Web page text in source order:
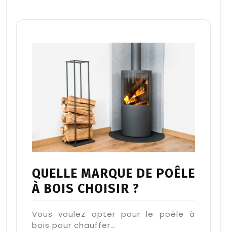
QUELLE MARQUE DE POÊLE
À BOIS CHOISIR ?
Vous voulez opter pour le poêle à
bois pour chauffer…